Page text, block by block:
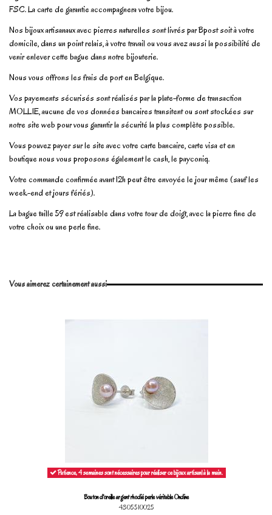
FSC. La carte de garantie accompagnera votre bijou.
Nos bijoux artisanaux avec pierres naturelles sont livrés par Bpost soit à votre
domicile, dans un point relais, à votre travail ou vous avez aussi la possibilité de
venir enlever cette bague dans notre bijouterie.
Nous vous offrons les frais de port en Belgique.
Vos payements sécurisés sont réalisés par la plate-forme de transaction
MOLLIE, aucune de vos données bancaires transitent ou sont stockées sur
notre site web pour vous garantir la sécurité la plus complète possible.
Vous pouvez payer sur le site avec votre carte bancaire, carte visa et en
boutique nous vous proposons également le cash, le payconiq.
Votre commande confirmée avant 12h peut être envoyée le jour même (sauf les
week-end et jours fériés).
La bague taille 59 est réalisable dans votre tour de doigt, avec la pierre fine de
votre choix ou une perle fine.
Marque
Vous aimerez certainement aussi
Patience, 4 semaines sont nécessaires pour réaliser ce bijoux artisanl à la main.
Bouton d'oreille argent rhodié perle véritable Ondine
4305510025